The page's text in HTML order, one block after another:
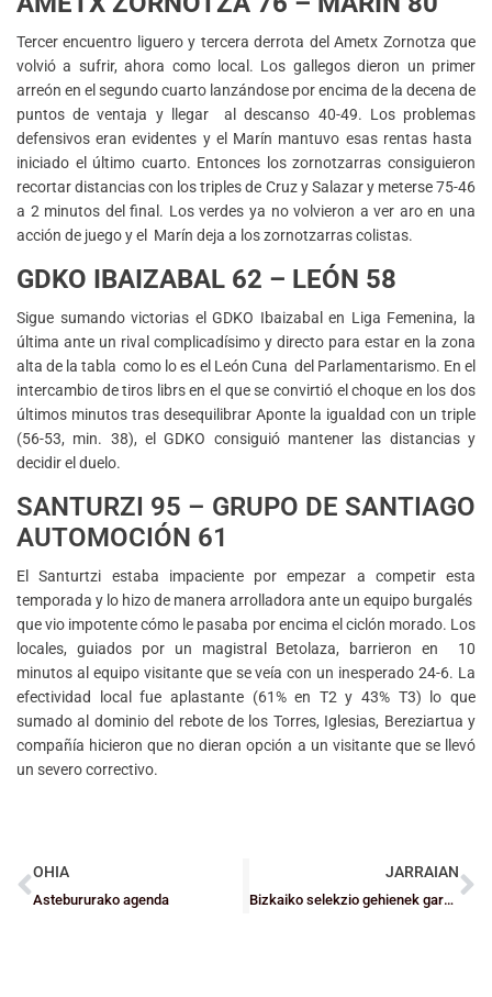
Tercer encuentro liguero y tercera derrota del Ametx Zornotza que
volvió a sufrir, ahora como local. Los gallegos dieron un primer
arreón en el segundo cuarto lanzándose por encima de la decena de
puntos de ventaja y llegar al descanso 40-49. Los problemas
defensivos eran evidentes y el Marín mantuvo esas rentas hasta
iniciado el último cuarto. Entonces los zornotzarras consiguieron
recortar distancias con los triples de Cruz y Salazar y meterse 75-46
a 2 minutos del final. Los verdes ya no volvieron a ver aro en una
acción de juego y el Marín deja a los zornotzarras colistas.
GDKO IBAIZABAL 62 – LEÓN 58
Sigue sumando victorias el GDKO Ibaizabal en Liga Femenina, la
última ante un rival complicadísimo y directo para estar en la zona
alta de la tabla como lo es el León Cuna del Parlamentarismo. En el
intercambio de tiros librs en el que se convirtió el choque en los dos
últimos minutos tras desequilibrar Aponte la igualdad con un triple
(56-53, min. 38), el GDKO consiguió mantener las distancias y
decidir el duelo.
SANTURZI 95 – GRUPO DE SANTIAGO
AUTOMOCIÓN 61
El Santurtzi estaba impaciente por empezar a competir esta
temporada y lo hizo de manera arrolladora ante un equipo burgalés
que vio impotente cómo le pasaba por encima el ciclón morado. Los
locales, guiados por un magistral Betolaza, barrieron en 10
minutos al equipo visitante que se veía con un inesperado 24-6. La
efectividad local fue aplastante (61% en T2 y 43% T3) lo que
sumado al dominio del rebote de los Torres, Iglesias, Bereziartua y
compañía hicieron que no dieran opción a un visitante que se llevó
un severo correctivo.
OHIA
Astebururako agenda
JARRAIAN
Bizkaiko selekzio gehienek garaipena lortu dute